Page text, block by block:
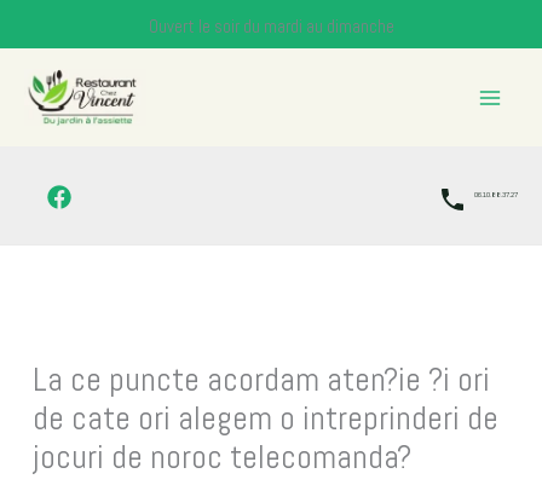
to
content
Ouvert le soir du mardi au dimanche
06.10.88.37.27
La ce puncte acordam aten?ie ?i ori
de cate ori alegem o intreprinderi de
jocuri de noroc telecomanda?